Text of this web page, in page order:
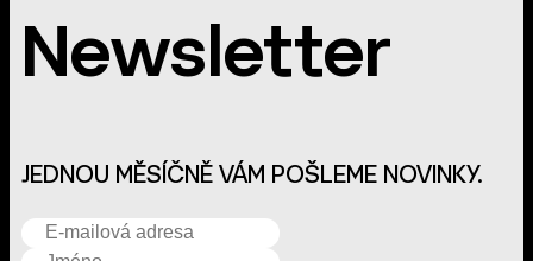
Newsletter
JEDNOU MĚSÍČNĚ VÁM POŠLEME NOVINKY.